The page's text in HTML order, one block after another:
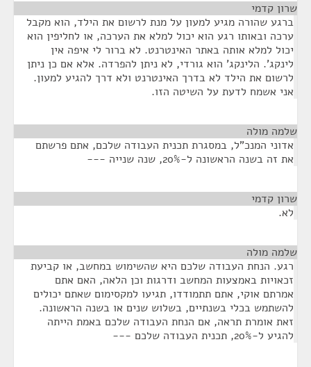
שרון קדמי
ברגע שהורה מגיע למעון על מנת לרשום את הילד, הוא מקבל
ערכה ובאותו רגע הוא יכול למלא את הערכה, או לחליפין הוא
יכול למלא אותה באתר האינטרנט. לא ברור לי איפה אין
לינקג'. הלינקג' הוא גורדי, לא ניתן להפרדה. אלא אם כן ניתן
לרשום את הילד לא בדרך האינטרנט ולא דרך להגיע למעון.
אני אשמח לדעת על השיטה הזו.
שלמה מולה
אדוני המנכ"ל, במסגרת תכנית העבודה שלכם, אתם פרשתם
את זה בשנה הראשונה ל-20%, שנה שנייה ---
שרון קדמי
לא.
שלמה מולה
רגע. הנחת העבודה שלכם היא שהשימוש במחשב, או קביעת
זכאויות באמצעות המחשב ודרגות וכן הלאה, האם אתם
אמרתם אוקי, אתם תתמודדו, תגיעו למקסימום שאתם יכולים
להשתמש בכלי בשנתיים, בשלוש שנים או בשנה הראשונה.
זאת אומרת תראה, אם הנחת העבודה שלכם באמת הייתה
להגיע ל-20%, תכנית העבודה שלכם ---